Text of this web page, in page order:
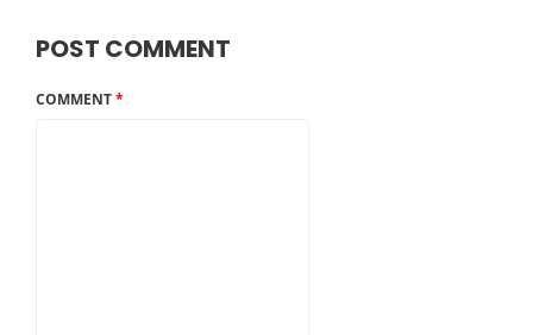
POST COMMENT
COMMENT*